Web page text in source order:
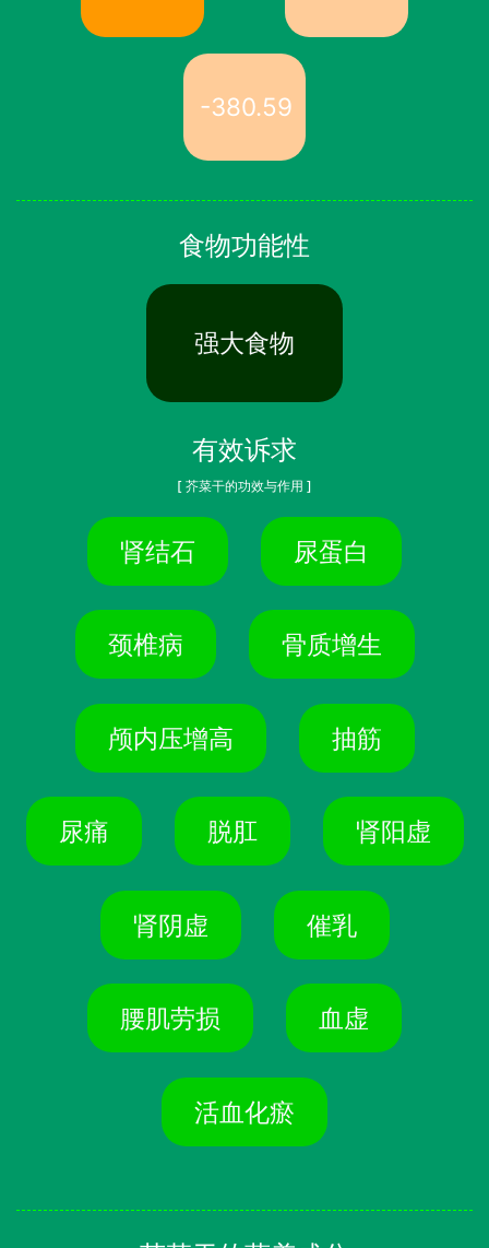
-380.59
食物功能性
强大食物
有效诉求
[ 芥菜干的功效与作用 ]
肾结石 尿蛋白
颈椎病 骨质增生
颅内压增高 抽筋
尿痛 脱肛 肾阳虚
肾阴虚 催乳
腰肌劳损 血虚
活血化瘀